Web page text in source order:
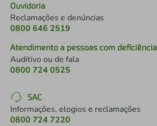
Ouvidoria
Reclamações e denúncias
0800 646 2519
Atendimento a pessoas com deficiência
Auditivo ou de fala
0800 724 0525
SAC
Informações, elogios e reclamações
0800 724 7220